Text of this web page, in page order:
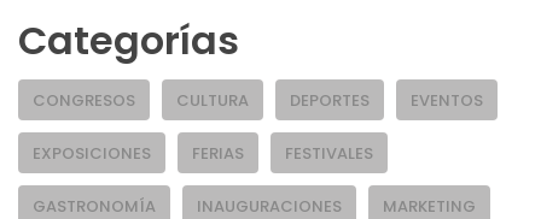
Categorías
CONGRESOS CULTURA DEPORTES EVENTOS
EXPOSICIONES FERIAS FESTIVALES
GASTRONOMÍA INAUGURACIONES MARKETING